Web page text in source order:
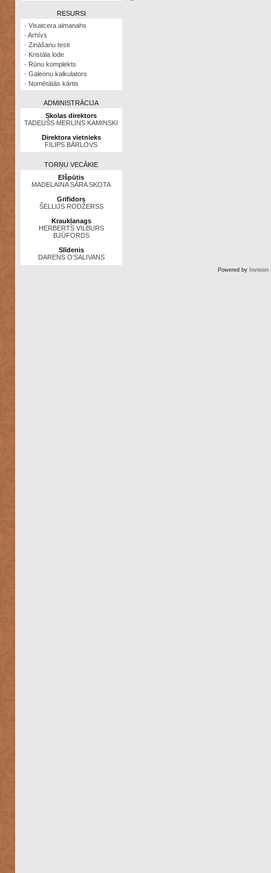
RESURSI
· Visatcera almanahs
· Arhīvs
· Zināšanu testi
· Kristāla lode
· Rūnu komplekts
· Galeonu kalkulators
· Nomētātās kārtis
ADMINISTRĀCIJA
Skolas direktors
TADEUŠS MERLINS KAMINSKI
Direktora vietnieks
FILIPS BĀRLOVS
TORŅU VECĀKIE
Elšpūtis
MADELAINA SĀRA SKOTA
Grifidors
ŠELLIJS RODŽERSS
Kraukļanags
HERBERTS VILBURS
BJŪFORDS
Slīdenis
DARENS O’SALIVANS
Powered by Invision